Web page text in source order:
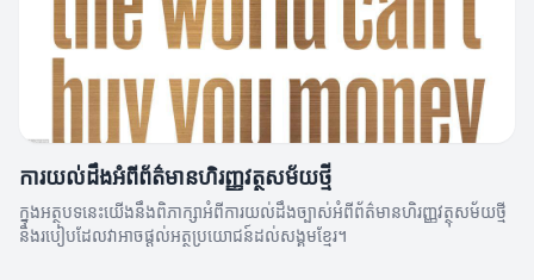
ការយល់ដឹងអំពីព័ត៌មានហិរញ្ញវត្ថុសម័យថ្មី
ក្នុងអត្ថបទនេះយើងនឹងពិភាក្សាអំពីការយល់ដឹងច្បាស់អំពីព័ត៌មានហិរញ្ញវត្ថុសម័យថ្មី
និងរបៀបដែលវាអាចផ្តល់អត្ថប្រយោជន៍ដល់សង្គមខ្មែរ។